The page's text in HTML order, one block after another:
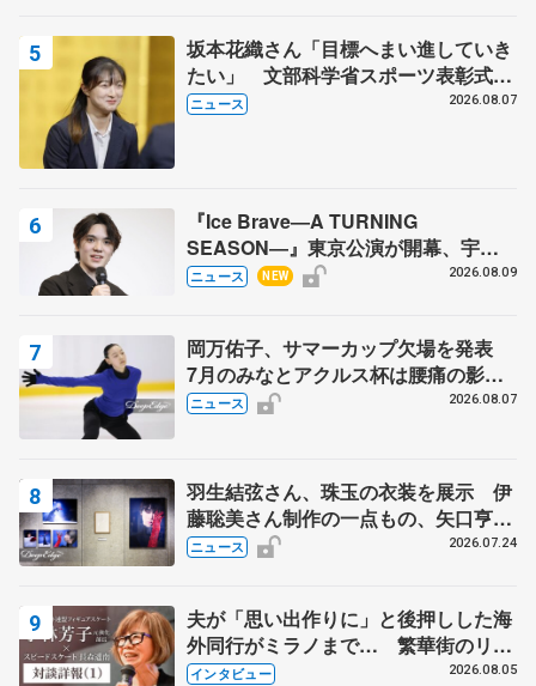
坂本花織さん「目標へまい進していき
たい」 文部科学省スポーツ表彰式で
代表謝辞
ニュース 2026.08.07
『Ice Brave―A TURNING
SEASON―』東京公演が開幕、宇野
昌磨の『Ice Brave』にかける思いを
ニュース NEW 2026.08.09
岡万佑子、サマーカップ欠場を発表
7月のみなとアクルス杯は腰痛の影響
で
ニュース 2026.08.07
羽生結弦さん、珠玉の衣装を展示 伊
藤聡美さん制作の一点もの、矢口亨さ
んが撮影
ニュース 2026.07.24
夫が「思い出作りに」と後押しした海
外同行がミラノまで… 繁華街のリン
クでは不良のお兄さんも味方に 小林
インタビュー 2026.08.05